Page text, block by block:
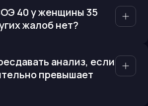
40 у женщины 35
жалоб нет?
анализ, если
превышает